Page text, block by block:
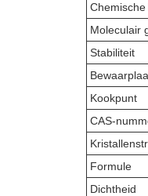
Moleculair
Stabiliteit
Kookpunt
CAS-
Formule
Dichtheid